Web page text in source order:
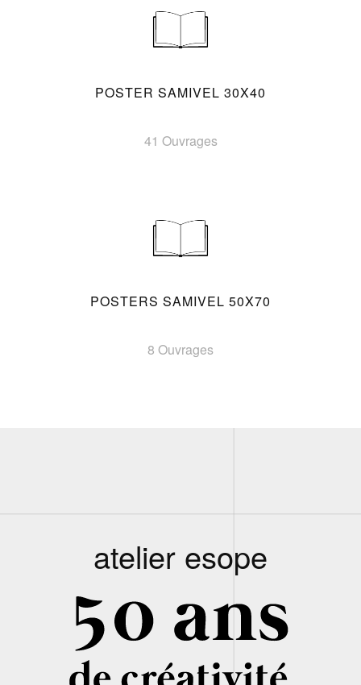
POSTER SAMIVEL 30X40
41 Ouvrages
POSTERS SAMIVEL 50X70
8 Ouvrages
atelier esope